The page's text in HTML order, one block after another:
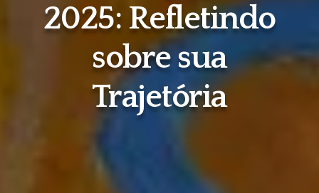
2025: Refletindo
sobre sua
Trajetória